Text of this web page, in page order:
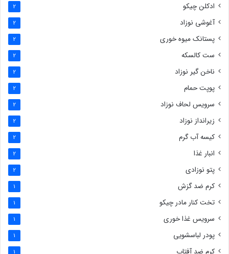
ادکلن چیکو 2
آغوشی نوزاد 2
پستانک میوه خوری 2
ست کالسکه 2
ناخن گیر نوزاد 2
پوپت حمام 2
سرویس لحاف نوزاد 2
زیرانداز نوزاد 2
کیسه آب گرم 2
انبار غذا 2
پتو نوزادی 2
کرم ضد گزش 1
تخت کنار مادر چیکو 1
سرویس غذا خوری 1
پودر لباسشویی 1
کرم ضد آفتاب 1